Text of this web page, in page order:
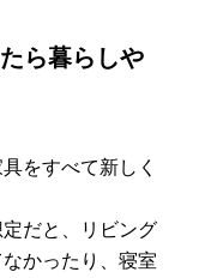
ら暮らしや
をすべて新しく
だと、リビング
かったり、寝室